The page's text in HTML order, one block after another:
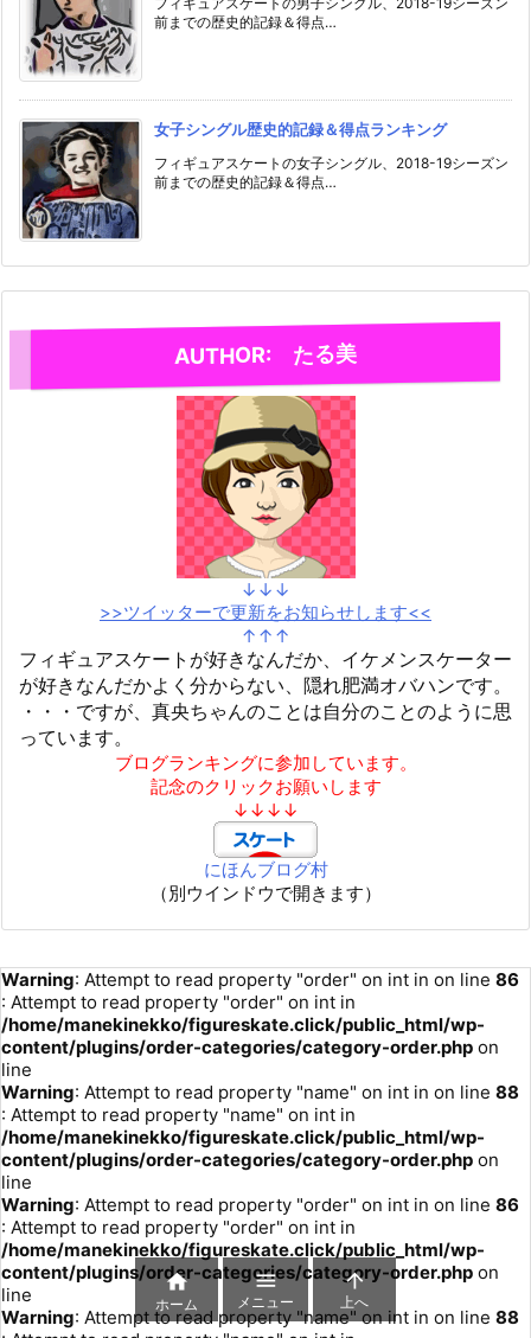
前までの歴史的記録＆得点…
女子シングル歴史的記録＆得点ランキング
フィギュアスケートの女子シングル、2018-19シーズン
前までの歴史的記録＆得点…
AUTHOR: たる美
↓↓↓
>>ツイッターで更新をお知らせします<<
↑↑↑
フィギュアスケートが好きなんだか、イケメンスケーター
が好きなんだかよく分からない、隠れ肥満オバハンです。
・・・ですが、真央ちゃんのことは自分のことのように思
っています。
ブログランキングに参加しています。
記念のクリックお願いします
↓↓↓↓
にほんブログ村
（別ウインドウで開きます）
Warning: Attempt to read property "order" on int in on line 86
: Attempt to read property "order" on int in
/home/manekinekko/figureskate.click/public_html/wp-
content/plugins/order-categories/category-order.php on
line
Warning: Attempt to read property "name" on int in on line 88
: Attempt to read property "name" on int in
/home/manekinekko/figureskate.click/public_html/wp-
content/plugins/order-categories/category-order.php on
line
Warning: Attempt to read property "order" on int in on line 86
: Attempt to read property "order" on int in
/home/manekinekko/figureskate.click/public_html/wp-
content/plugins/order-categories/category-order.php on
line
Warning: Attempt to read property "name" on int in on line 88

ホーム

メニュー

上へ